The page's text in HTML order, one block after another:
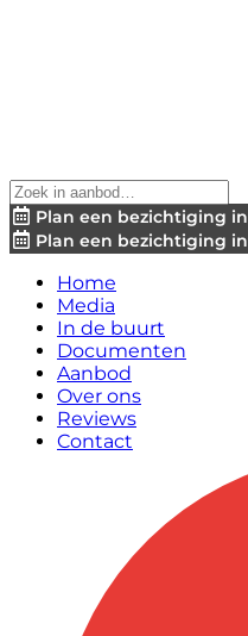
Plan een bezichtiging in
Plan een bezichtiging in
Home
Media
In de buurt
Documenten
Aanbod
Over ons
Reviews
Contact